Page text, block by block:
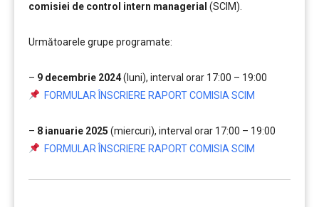
comisiei de control intern managerial (SCIM).
Următoarele grupe programate:
– 9 decembrie 2024(luni), interval orar 17:00 – 19:00
FORMULAR ÎNSCRIERE RAPORT COMISIA SCIM
– 8 ianuarie 2025 (miercuri), interval orar 17:00 – 19:00
FORMULAR ÎNSCRIERE RAPORT COMISIA SCIM